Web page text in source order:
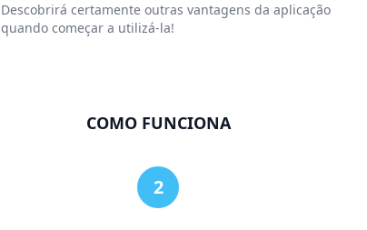
Descobrirá certamente outras vantagens da aplicação
quando começar a utilizá-la!
COMO FUNCIONA